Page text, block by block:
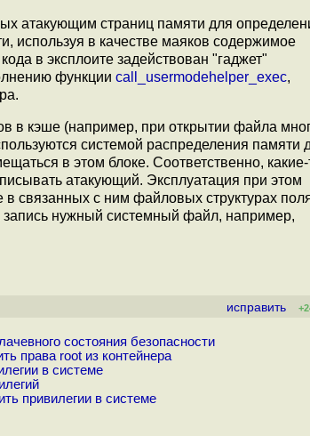
атакующим страниц памяти для
используя в качестве маяков содержимое
в эксплоите задействован "гаджет"
функции call_usermodehelper_exec,
в кэше (например, при открытии файла
системой распределения памяти
в этом блоке. Соответственно, какие-
атакующий. Эксплуатация при этом
связанных с ним файловых структурах
запись нужный системный файл, например,
исправить
состояния безопасности
права root из контейнера
в системе
привилегии в системе